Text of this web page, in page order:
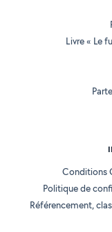
Livre « Le
Conditions
Politique de
Référencement,